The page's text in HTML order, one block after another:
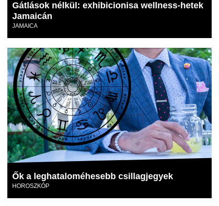
Gátlások nélkül: exhibicionisa wellness-hetek
Jamaicán
JAMAICA
Ők a leghataloméhesebb csillagjegyek
HOROSZKÓP